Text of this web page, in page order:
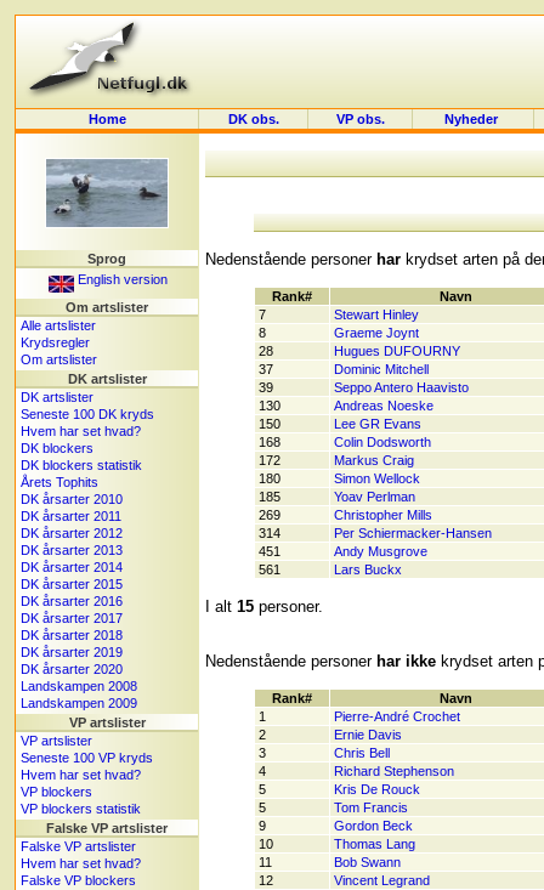
Home DK obs. VP obs. Nyheder
Sprog
English version
Om artslister
Alle artslister
Krydsregler
Om artslister
DK artslister
DK artslister
Seneste 100 DK kryds
Hvem har set hvad?
DK blockers
DK blockers statistik
Årets Tophits
DK årsarter 2010
DK årsarter 2011
DK årsarter 2012
DK årsarter 2013
DK årsarter 2014
DK årsarter 2015
DK årsarter 2016
DK årsarter 2017
DK årsarter 2018
DK årsarter 2019
DK årsarter 2020
Landskampen 2008
Landskampen 2009
VP artslister
VP artslister
Seneste 100 VP kryds
Hvem har set hvad?
VP blockers
VP blockers statistik
Falske VP artslister
Falske VP artslister
Hvem har set hvad?
Falske VP blockers
Nedenstående personer har krydset arten på
Rank#
Navn
7
Stewart Hinley
8
Graeme Joynt
28
Hugues DUFOURNY
37
Dominic Mitchell
39
Seppo Antero Haavisto
130
Andreas Noeske
150
Lee GR Evans
168
Colin Dodsworth
172
Markus Craig
180
Simon Wellock
185
Yoav Perlman
269
Christopher Mills
314
Per Schiermacker-Hansen
451
Andy Musgrove
561
Lars Buckx
I alt 15 personer.
Nedenstående personer har ikke krydset arten
Rank#
Navn
1
Pierre-André Crochet
2
Ernie Davis
3
Chris Bell
4
Richard Stephenson
5
Kris De Rouck
5
Tom Francis
9
Gordon Beck
10
Thomas Lang
11
Bob Swann
12
Vincent Legrand